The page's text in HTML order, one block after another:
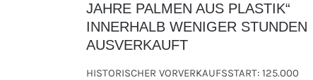
JAHRE PALMEN AUS PLASTIK“
INNERHALB WENIGER STUNDEN
AUSVERKAUFT
HISTORISCHER VORVERKAUFSSTART: 125.000